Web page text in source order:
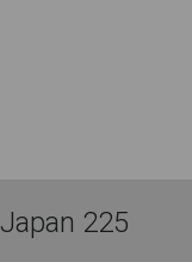
Japan 225